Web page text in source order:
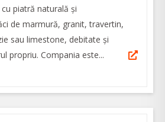
piatră naturală și
de marmură, granit, travertin,
sau limestone, debitate și
propriu. Compania este...